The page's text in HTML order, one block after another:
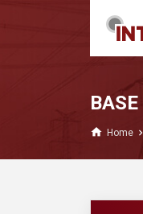
home Home